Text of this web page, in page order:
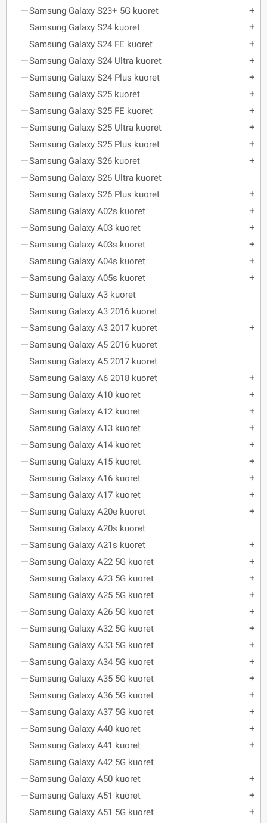
Samsung Galaxy S23+ 5G kuoret add
Samsung Galaxy S24 kuoret add
Samsung Galaxy S24 FE kuoret add
Samsung Galaxy S24 Ultra kuoret add
Samsung Galaxy S24 Plus kuoret add
Samsung Galaxy S25 kuoret add
Samsung Galaxy S25 FE kuoret add
Samsung Galaxy S25 Ultra kuoret add
Samsung Galaxy S25 Plus kuoret add
Samsung Galaxy S26 kuoret add
Samsung Galaxy S26 Ultra kuoret
Samsung Galaxy S26 Plus kuoret
add
Samsung Galaxy A02s kuoret add
Samsung Galaxy A03 kuoret add
Samsung Galaxy A03s kuoret add
Samsung Galaxy A04s kuoret add
Samsung Galaxy A05s kuoret add
Samsung Galaxy A3 kuoret
Samsung Galaxy A3 2016 kuoret
Samsung Galaxy A3 2017 kuoret
add
Samsung Galaxy A5 2016 kuoret
Samsung Galaxy A5 2017 kuoret
Samsung Galaxy A6 2018 kuoret
add
Samsung Galaxy A10 kuoret add
Samsung Galaxy A12 kuoret add
Samsung Galaxy A13 kuoret add
Samsung Galaxy A14 kuoret add
Samsung Galaxy A15 kuoret add
Samsung Galaxy A16 kuoret add
Samsung Galaxy A17 kuoret add
Samsung Galaxy A20e kuoret add
Samsung Galaxy A20s kuoret
Samsung Galaxy A21s kuoret
add
Samsung Galaxy A22 5G kuoret add
Samsung Galaxy A23 5G kuoret add
Samsung Galaxy A25 5G kuoret add
Samsung Galaxy A26 5G kuoret add
Samsung Galaxy A32 5G kuoret add
Samsung Galaxy A33 5G kuoret add
Samsung Galaxy A34 5G kuoret add
Samsung Galaxy A35 5G kuoret add
Samsung Galaxy A36 5G kuoret add
Samsung Galaxy A37 5G kuoret add
Samsung Galaxy A40 kuoret add
Samsung Galaxy A41 kuoret add
Samsung Galaxy A42 5G kuoret
Samsung Galaxy A50 kuoret
add
Samsung Galaxy A51 kuoret add
Samsung Galaxy A51 5G kuoret add